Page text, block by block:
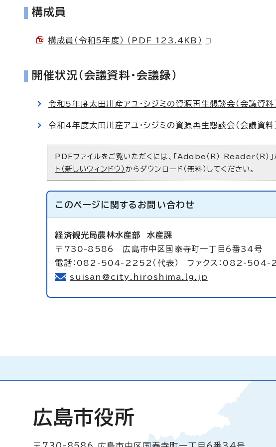
構成員
構成員（令和5年度） （PDF 123.4KB）
開催状況（会議資料・会議録）
令和5年度太田川産アユ・シジミの資源再生懇談会（会議資料
令和4年度太田川産アユ・シジミの資源再生懇談会（会議資料
PDFファイルをご覧いただくには、「Adobe（R） Reader（R）
ト（新しいウィンドウ） からダウンロード（無料）してください。
このページに関する お問い合わせ
経済観光局農林水産部 水産課
〒730-8586 広島市中区国泰寺町一丁目6番34号
電話：082-504-2252（代表） ファクス：082-
suisan@city.hiroshima.lg.jp
広島市役所